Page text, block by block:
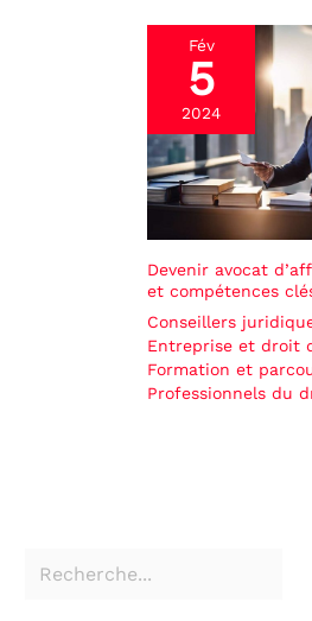
Fév
5
2024
Devenir avocat
et compétences
Conseillers
Entreprise et droit
Formation et
Professionnels du